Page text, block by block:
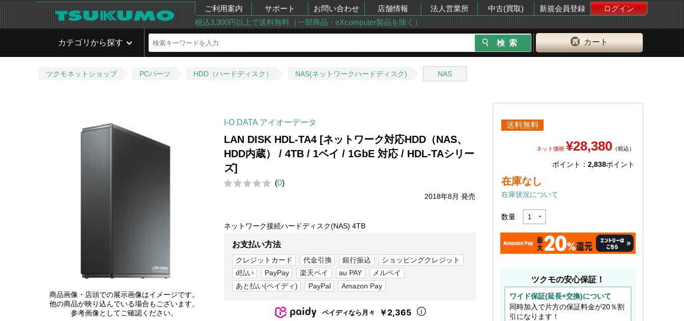
ご利用案内 サポート お問い合わせ 店舗情報 法人営業所 中古(買取) 新規会員登録
ログイン
税込3,300円以上で送料無料（一部商品・eXcomputer製品を除く）
カート
カテゴリから探す
ツクモネットショップ PCパーツ HDD（ハードディスク） NAS(ネットワークハードディスク) NAS
商品画像・店頭での展示画像はイメージです。
他の商品が映り込んでいる場合もございます。
参考画像としてご確認ください。
I-O DATA アイオーデータ
LAN DISK HDL-TA4 [ネットワーク対応HDD（NAS、
HDD内蔵） / 4TB / 1ベイ / 1GbE 対応 / HDL-TAシリー
ズ]
(0)
2018年8月 発売
ネットワーク接続ハードディスク(NAS) 4TB
お支払い方法
クレジットカード 代金引換 銀行振込
ショッピングクレジット
d払い
PayPay 楽天ペイ au PAY
メルペイ
あと払い(ペイディ)
PayPal Amazon Pay
ペイディなら月々 ￥2,365
送料無料
ネット価格 ¥28,380 （税込）
ポイント： 2,838ポイント
在庫なし
在庫状況について
数量
ツクモの安心保証！
ワイド保証(延長+交換)について
同時加入で片方の保証料金が20％割
引になります！